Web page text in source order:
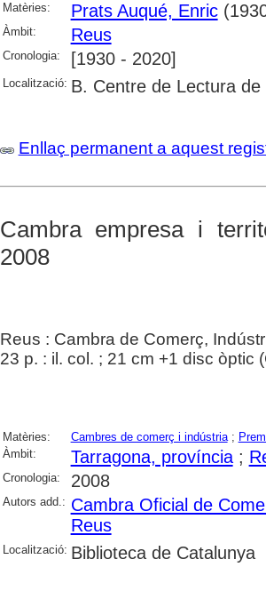
Matèries:
Prats Auqué, Enric
Àmbit: Reus
Cronologia: [1930 - 2020]
Localització: B. Centre de Lectura de
Enllaç permanent a aquest
Cambra empresa i
2008
Reus : Cambra de Comerç,
23 p. : il. col. ; 21 cm +1 disc òptic
Matèries: Cambres de comerç i indústria;
Àmbit:
Tarragona, província;
Cronologia: 2008
Autors add.: Cambra Oficial de
Reus
Localització: Biblioteca de Catalunya